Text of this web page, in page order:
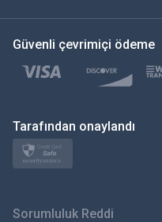
Türkçe
Polski
日本
Güvenli çevrimiçi ödeme
Tarafından onaylandı
Sorumluluk Reddi